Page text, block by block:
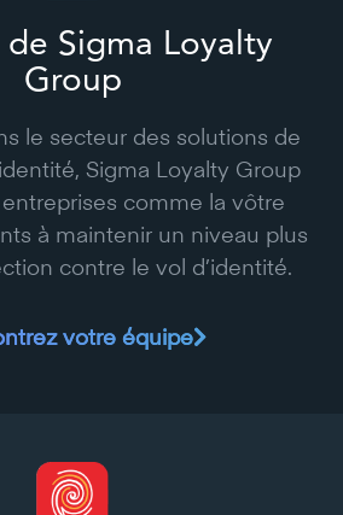
Sigma Loyalty
Group
le secteur des solutions de
Sigma Loyalty Group
comme la vôtre
à maintenir un niveau plus
contre le vol d’identité.
votre équipe